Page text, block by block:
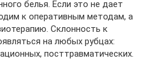
белья. Если это не дает
к оперативным методам, а
Склонность к
на любых рубцах:
посттравматических.